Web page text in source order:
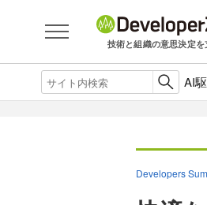
技術と組織の意思決定を
AI
Developers